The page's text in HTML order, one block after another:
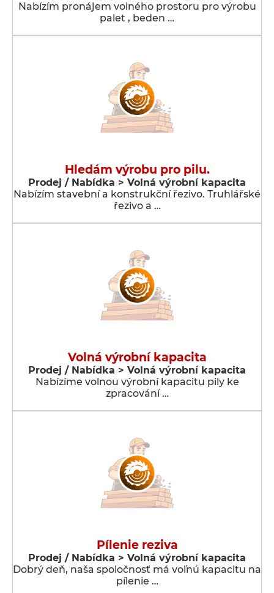
Nabízím pronájem volného prostoru pro výrobu
palet , beden …
Hledám výrobu pro pilu.
Prodej / Nabídka > Volná výrobní kapacita
Nabízím stavební a konstrukční řezivo. Truhlářské
řezivo a …
Volná výrobní kapacita
Prodej / Nabídka > Volná výrobní kapacita
Nabízíme volnou výrobní kapacitu pily ke
zpracování …
Pílenie reziva
Prodej / Nabídka > Volná výrobní kapacita
Dobrý deň, naša spoločnosť má voľnú kapacitu na
pílenie …